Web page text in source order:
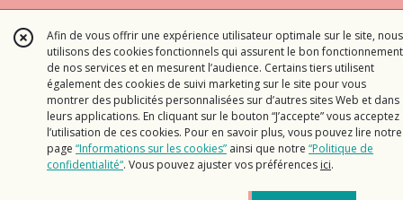
Afin de vous offrir une expérience utilisateur optimale sur le site, nous
utilisons des cookies fonctionnels qui assurent le bon fonctionnement
de nos services et en mesurent l’audience. Certains tiers utilisent
également des cookies de suivi marketing sur le site pour vous
montrer des publicités personnalisées sur d’autres sites Web et dans
leurs applications. En cliquant sur le bouton “J’accepte” vous acceptez
l’utilisation de ces cookies. Pour en savoir plus, vous pouvez lire notre
page “Informations sur les cookies” ainsi que notre “Politique de
confidentialité“. Vous pouvez ajuster vos préférences ici.